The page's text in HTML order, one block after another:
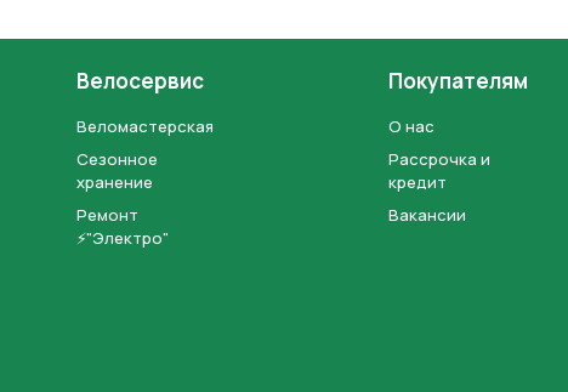
Велосервис
Веломастерская
Сезонное
хранение
Ремонт
⚡"Электро"
Покупателям
О нас
Рассрочка и
кредит
Вакансии